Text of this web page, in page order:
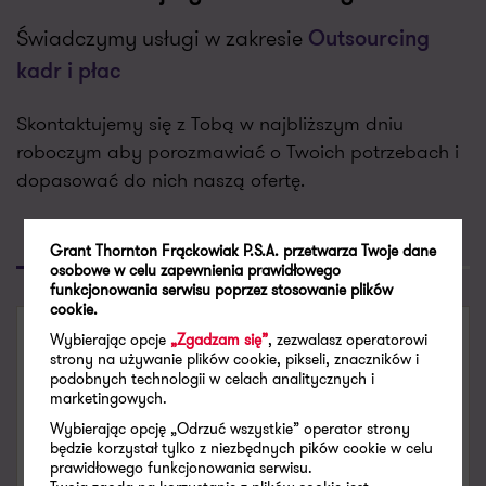
Świadczymy usługi w zakresie Outsourcing
kadr i płac
Skontaktujemy się z Tobą w najbliższym dniu
roboczym aby porozmawiać o Twoich potrzebach i
dopasować do nich naszą ofertę.
Skontaktuj się Poproś o kontakt
SKONTAKTUJ SIĘ
Magdalena Marcinowska
Partner (Outsourcing Poznań)
Grant Thornton Frąckowiak P.S.A. przetwarza Twoje dane
osobowe w celu zapewnienia prawidłowego
funkcjonowania serwisu poprzez stosowanie plików
cookie.
Wybierając opcje„Zgadzam się”, zezwalasz operatorowi
strony na używanie plików cookie, pikseli, znaczników i
podobnych technologii w celach analitycznych i
marketingowych.
Wybierając opcję „Odrzuć wszystkie” operator strony
będzie korzystał tylko z niezbędnych pików cookie w celu
prawidłowego funkcjonowania serwisu.